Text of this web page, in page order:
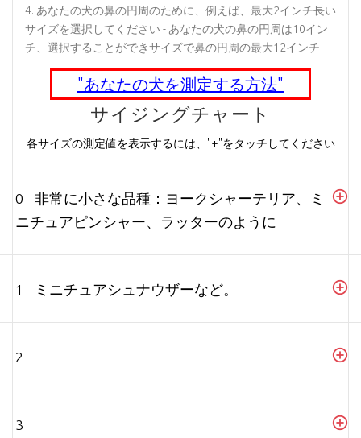
あなたの犬の鼻の円周のために、例えば、最大2インチ長い
サイズを選択してください - あなたの犬の鼻の円周は10イン
チ、選択することができサイズで鼻の円周の最大12インチ
"あなたの犬を測定する方法"
サイジングチャート
各サイズの測定値を表示するには、"+"をタッチしてください
0 - 非常に小さな品種：ヨークシャーテリア、ミ
ニチュアピンシャー、ラッターのように
1 - ミニチュアシュナウザーなど。
2
3